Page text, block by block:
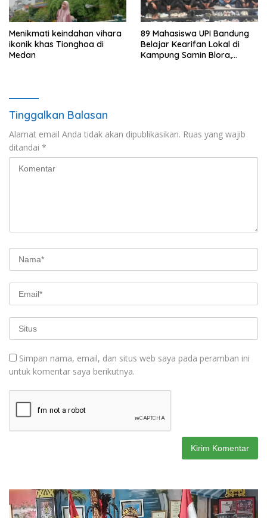
Menikmati keindahan vihara
ikonik khas Tionghoa di
Medan
89 Mahasiswa UPI Bandung
Belajar Kearifan Lokal di
Kampung Samin Blora,
Tinggalkan Balasan
Alamat email Anda tidak akan dipublikasikan. Ruas yang wajib
ditandai *
Simpan nama, email, dan situs web saya pada peramban ini
untuk komentar saya berikutnya.
Pemutar
Video